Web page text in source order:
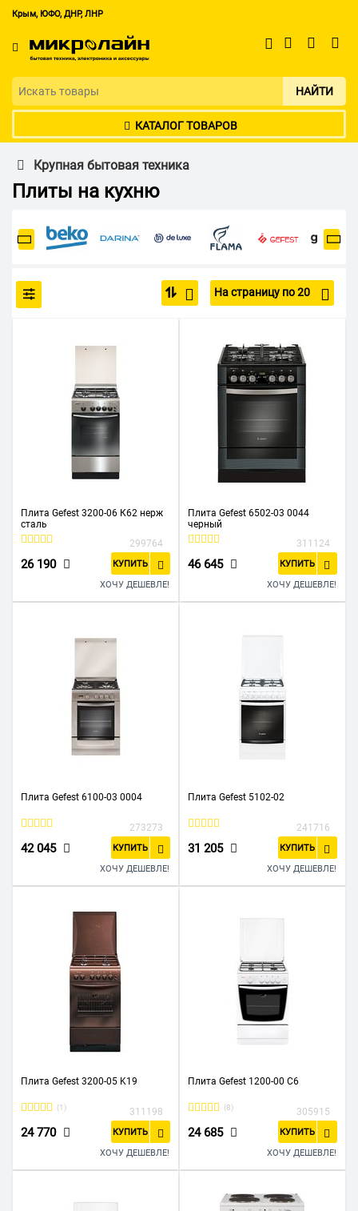
Крым, ЮФО, ДНР, ЛНР
НАЙТИ
КАТАЛОГ ТОВАРОВ
Крупная бытовая техника
Плиты на кухню
На страницу по 20
Плита Gefest 3200-06 К62 нерж
сталь
299764
26 190 КУПИТЬ
ХОЧУ ДЕШЕВЛЕ!
Плита Gefest 6502-03 0044
черный
311124
46 645 КУПИТЬ
ХОЧУ ДЕШЕВЛЕ!
Плита Gefest 6100-03 0004
273273
42 045 КУПИТЬ
ХОЧУ ДЕШЕВЛЕ!
Плита Gefest 5102-02
241716
31 205 КУПИТЬ
ХОЧУ ДЕШЕВЛЕ!
Плита Gefest 3200-05 K19
(1) 311198
24 770 КУПИТЬ
ХОЧУ ДЕШЕВЛЕ!
Плита Gefest 1200-00 С6
(8) 305915
24 685 КУПИТЬ
ХОЧУ ДЕШЕВЛЕ!